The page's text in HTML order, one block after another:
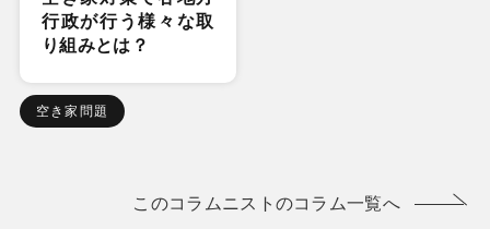
行政が行う様々な取
り組みとは？
空き家問題
このコラムニストのコラム一覧へ